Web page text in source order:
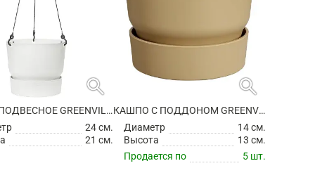
search
КАШПО ПОДВЕСНОЕ GREENVILLE HANGING BASKET WHITE
24 см.
21 см.
search
КАШПО С ПОДДОНОМ GREENVILLE ROUND GOLDEN SAND
Диаметр
14 см.
Высота
13 см.
Продается по
5 шт.